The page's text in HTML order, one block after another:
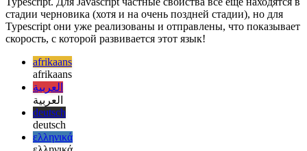
Эта статья не очень длинная, но в ней освещаются
замечательные возможности, которые сейчас предлагает
Typescript, а также более общие преимущества самого
стадии черновика (хотя и на очень поздней стадии), но для
Typescript они уже реализованы и отправлены, что показывает
скорость, с которой развивается этот язык!
afrikaans
afrikaans
العربية